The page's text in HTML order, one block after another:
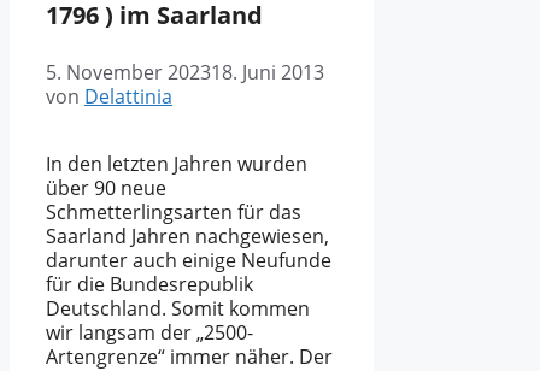
1796 ) im Saarland
5. November 202318. Juni 2013
von Delattinia
In den letzten Jahren wurden
über 90 neue
Schmetterlingsarten für das
Saarland Jahren nachgewiesen,
darunter auch einige Neufunde
für die Bundesrepublik
Deutschland. Somit kommen
wir langsam der „2500-
Artengrenze“ immer näher. Der